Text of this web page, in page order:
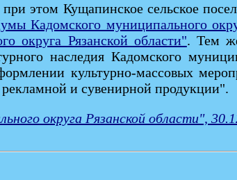
этом Кущапинское сельское
Кадомского муниципального
округа Рязанской области". Тем
наследия Кадомского
культурно-массовых
рекламной и сувенирной продукции".
округа Рязанской области",